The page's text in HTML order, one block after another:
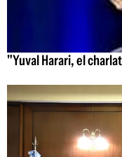
"Yuval Harari, el